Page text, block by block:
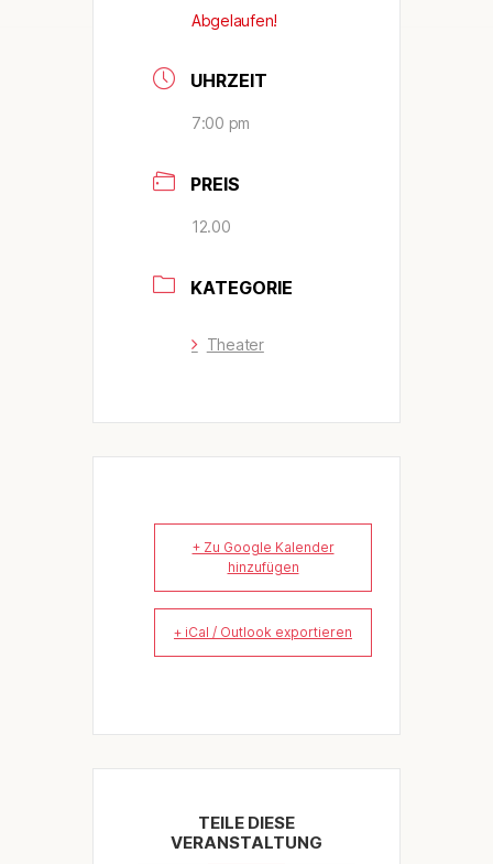
Abgelaufen!
UHRZEIT
7:00 pm
PREIS
12.00
KATEGORIE
Theater
+ Zu Google Kalender
hinzufügen
+ iCal / Outlook exportieren
TEILE DIESE
VERANSTALTUNG